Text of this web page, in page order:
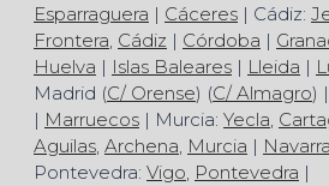
Esparraguera | Cáceres | Cádiz:
Frontera, Cádiz | Córdoba |
Huelva | Islas Baleares | Lleida |
Madrid (C/ Orense) (C/ Almagro) |
| Marruecos | Murcia: Yecla,
Aguilas, Archena, Murcia | Navarra
Pontevedra: Vigo, Pontevedra |